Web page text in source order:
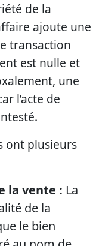
de la
ajoute une
transaction
est nulle et
une
l’acte de
ont plusieurs
la vente : La
de la
le bien